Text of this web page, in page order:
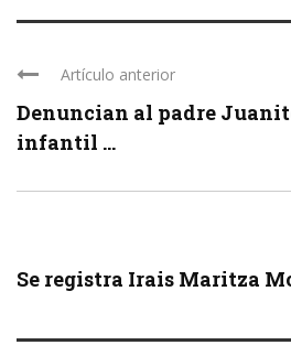
Artículo anterior
Denuncian al padre
infantil ...
Se registra Irais Maritza